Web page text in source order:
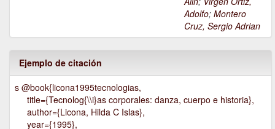
Adolfo; Montero
Cruz, Sergio Adrian
Ejemplo de citación
s @book{licona1995tecnologias,
title={Tecnolog{\\i}as corporales: danza, cuerpo e historia},
author={Licona, Hilda C Islas},
year={1995},